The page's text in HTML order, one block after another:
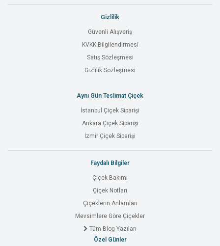
Gizlilik
Güvenli Alışveriş
KVKK Bilgilendirmesi
Satış Sözleşmesi
Gizlilik Sözleşmesi
Aynı Gün Teslimat Çiçek
İstanbul Çiçek Siparişi
Ankara Çiçek Siparişi
İzmir Çiçek Siparişi
Faydalı Bilgiler
Çiçek Bakımı
Çiçek Notları
Çiçeklerin Anlamları
Mevsimlere Göre Çiçekler
Tüm Blog Yazıları
Özel Günler